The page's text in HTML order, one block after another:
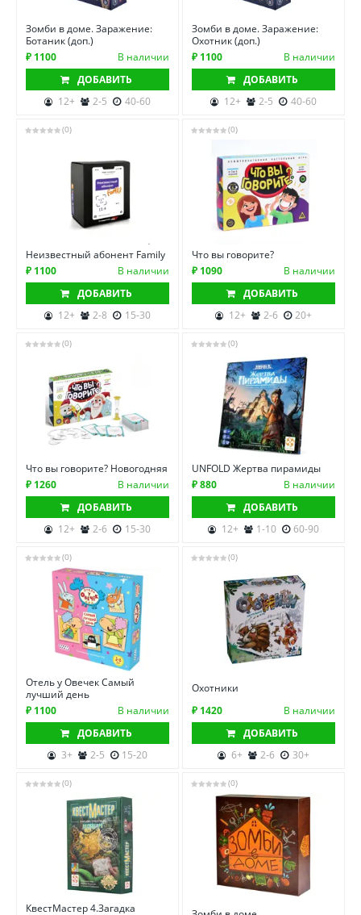
Зомби в доме. Заражение:
Ботаник (доп.)
₽ 1100
В наличии
ДОБАВИТЬ
12+
2-5 40-60
Зомби в доме. Заражение:
Охотник (доп.)
₽ 1100
В наличии
ДОБАВИТЬ
12+
2-5 40-60
(0)
Неизвестный абонент Family
₽ 1100
В наличии
ДОБАВИТЬ
12+
2-8 15-30
(0)
Что вы говорите?
₽ 1090
В наличии
ДОБАВИТЬ
12+
2-6 20+
(0)
Что вы говорите? Новогодняя
₽ 1260
В наличии
ДОБАВИТЬ
12+
2-6 15-30
(0)
UNFOLD Жертва пирамиды
₽ 880
В наличии
ДОБАВИТЬ
12+
1-10 60-90
(0)
Отель у Овечек Самый
лучший день
₽ 1100
В наличии
ДОБАВИТЬ
3+
2-5 15-20
(0)
Охотники
₽ 1420
В наличии
ДОБАВИТЬ
6+
2-6 30+
(0)
КвестМастер 4.Загадка
(0)